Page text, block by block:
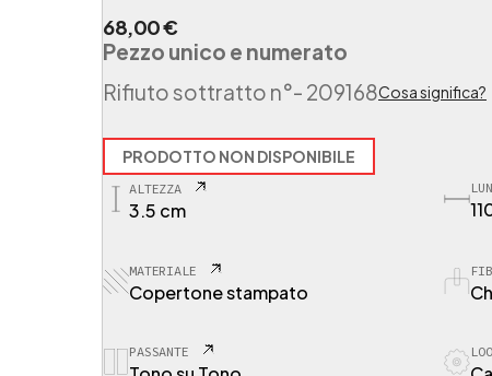
68,00€
Pezzo unico e numerato
Rifiuto sottratto n°- 209168Cosa significa?
PRODOTTO NON DISPONIBILE
ALTEZZA
3.5 cm
MATERIALE
Copertone stampato
PASSANTE